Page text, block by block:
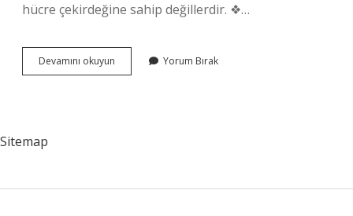
hücre çekirdeğine sahip değillerdir. ❖…
Devamını okuyun
Bir
Yorum Bırak
Sitemap